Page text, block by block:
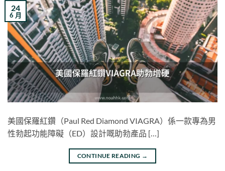
24
6 月
美國保羅紅鑽（Paul Red Diamond VIAGRA）係一款專為男
性勃起功能障礙（ED）設計嘅助勃產品 […]
CONTINUE READING →